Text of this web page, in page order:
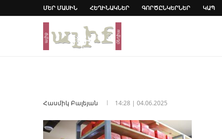
ՄԵՐ ՄԱՍԻՆ ՀԵՂԻՆԱԿՆԵՐ ԳՈՐԾԸՆԿԵՐՆԵՐ ԿԱՊ
Հասմիկ Բալեյան 14:28 | 04.06.2025